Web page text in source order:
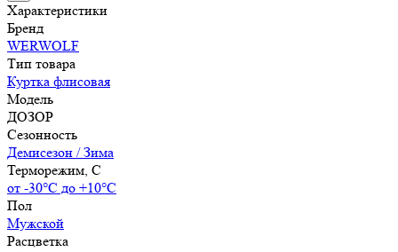
Характеристики
Бренд
WERWOLF
Тип товара
Куртка флисовая
Модель
ДОЗОР
Сезонность
Демисезон / Зима
Терморежим, C
от -30°С до +10°С
Пол
Мужской
Расцветка